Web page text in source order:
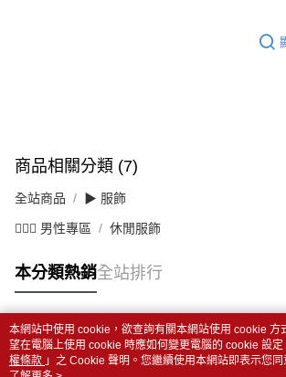
商品相關分類 (7)
全站商品 ▶ 服飾
💁🏻‍♂️ 男性專區 休閒服飾
本分類熱銷全站排行
熱門標籤
本網站中使用 cookie，欲查詢有關本網站使用 cookie 方
望在電腦上使用 cookie 時應如何變更電腦的 cookie 設定
權條款 」之 Cookie 聲明。您繼續使用本網站即表示您